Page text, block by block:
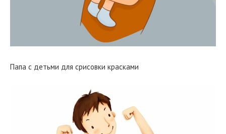
Папа с детьми для срисовки красками